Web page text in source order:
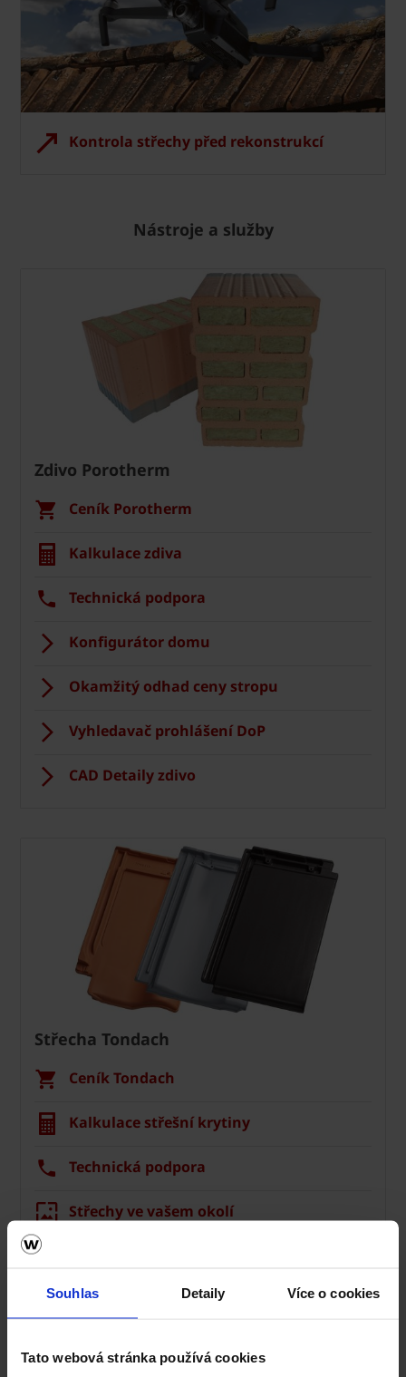
Souhlas Detaily Více o cookies
Tato webová stránka používá cookies
Kontrola střechy před rekonstrukcí
Nástroje a služby
Zdivo Porotherm
Ceník Porotherm
Kalkulace zdiva
Technická podpora
Konfigurátor domu
Okamžitý odhad ceny stropu
Vyhledavač prohlášení DoP
CAD Detaily zdivo
Střecha Tondach
Ceník Tondach
Kalkulace střešní krytiny
Technická podpora
Střechy ve vašem okolí
Registrace záruky All Inclusive